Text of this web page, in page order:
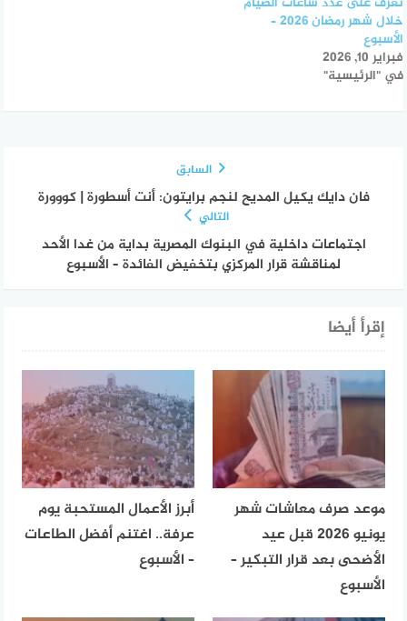
خلال شهر رمضان 2026 –
الأسبوع
فبراير 10, 2026
في "الرئيسية"
السابق
فان دايك يكيل المديح لنجم برايتون: أنت أسطورة | كووورة
التالي
اجتماعات داخلية في البنوك المصرية بداية من غدا الأحد
لمناقشة قرار المركزي بتخفيض الفائدة – الأسبوع
إقرأ أيضا
موعد صرف معاشات شهر
يونيو 2026 قبل عيد
الأضحى بعد قرار التبكير –
الأسبوع
أبرز الأعمال المستحبة يوم
عرفة.. اغتنم أفضل الطاعات
– الأسبوع